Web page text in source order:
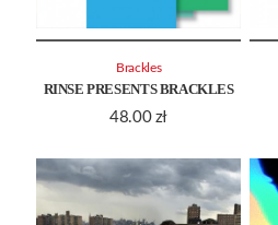
RINSE PRESENTS BRACKLES
48.00 zł
Brackles